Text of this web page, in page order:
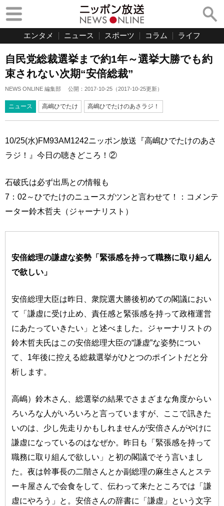
エンタメ ニュース スポーツ コラム ライフ
自民党総裁選挙まで約1年～選挙大勝でも約
束されない次期“安倍総裁”
NEWS ONLINE 編集部 公開： 2017-10-25 （2017-10-25更新）
ニュース 高嶋ひでたけ 高嶋ひでたけのあさラジ！
10/25(水)FM93AM1242ニッポン放送『高嶋ひでたけのあさ
ラジ！』今日の聴きどころ！②
石破氏は必ず出馬との情報も
7：02～ひでたけのニュースガツンと言わせて！：コメンテ
ーター鈴木哲夫（ジャーナリスト）
安倍総理の謙虚な姿勢「緊張感を持って職務に取り組ん
で欲しい」
安倍総理大臣は昨日、衆院選大勝後初めての閣議におい
て「謙虚に受け止め、責任感と緊張感を持って政権運営
にあたっていきたい」と述べました。ジャーナリストの
鈴木哲夫氏はこの安倍総理大臣の“謙虚”な姿勢につい
て、1年後に控える総裁選挙がひとつのポイントだと分
析します。
高嶋）鈴木さん、総選挙の結果でさまざまな角度からい
ろいろな人がいろいろと言っていますが、ここで訊きた
いのは、少し先走りかもしれませんが安倍さんがやけに
謙虚になっているのはなぜか。昨日も「緊張感を持って
職務に取り組んで欲しい」と初の閣議でそう言いまし
た。夜は幹事長の二階さんとか副総理の麻生さんとステ
ーキ屋さんで会食をして、伝わって来たところでは「謙
虚にやろう」と。安倍さんの辞書に「謙虚」という文字